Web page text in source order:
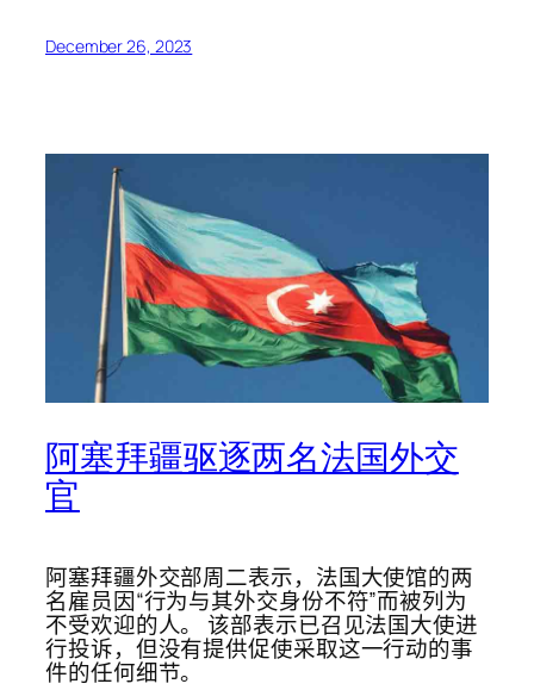
December 26, 2023
阿塞拜疆驱逐两名法国外交
官
阿塞拜疆外交部周二表示，法国大使馆的两
名雇员因“行为与其外交身份不符”而被列为
不受欢迎的人。 该部表示已召见法国大使进
行投诉，但没有提供促使采取这一行动的事
件的任何细节。